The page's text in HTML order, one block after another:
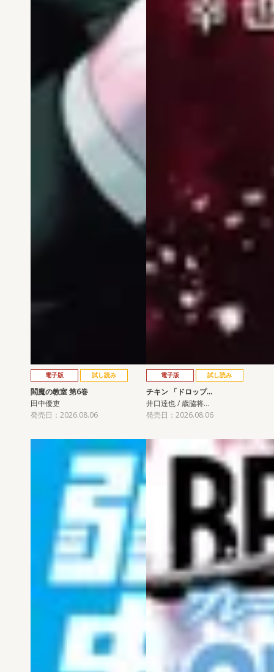
電子版 試し読み
閻魔の教室 第6巻
田中優吏
発売日：2026.08.06
電子版 試し読み
チキン 「ドロップ…
井口達也 / 歳脇将…
発売日：2026.08.06